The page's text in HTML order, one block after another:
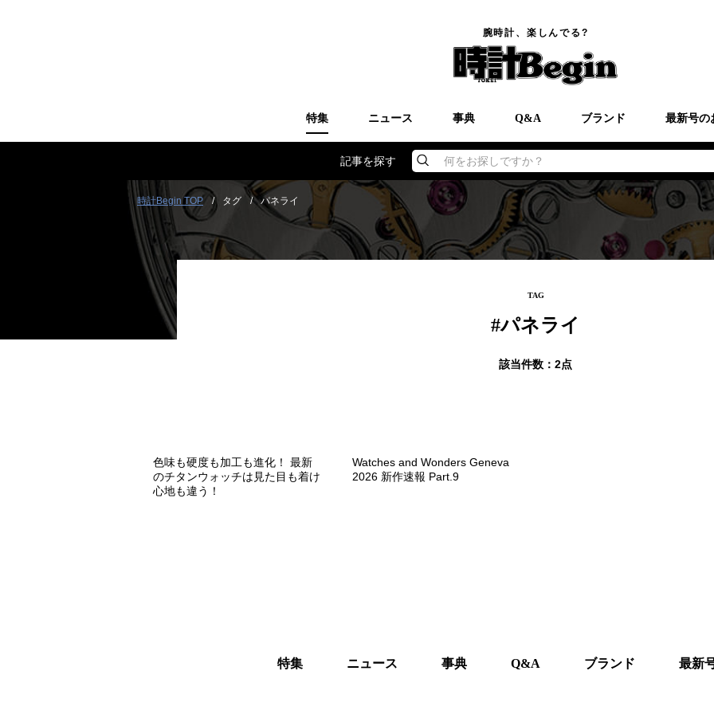
腕時計、楽しんでる?
特集 ニュース 事典 Q&A ブランド 最新号の
記事を探す 何をお探しですか？
時計Begin TOP タグ パネライ
TAG
#パネライ
該当件数： 2点
色味も硬度も加工も進化！ 最新
のチタンウォッチは見た目も着け
心地も違う！
Watches and Wonders Geneva
2026 新作速報 Part.9
特集 ニュース 事典 Q&A ブランド 最新